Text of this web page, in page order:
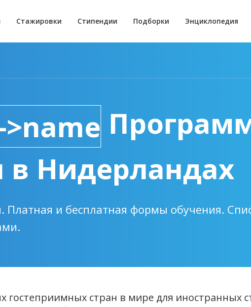
Стажировки Стипендии Подборки Энциклопедия
в Нидерландах
и бесплатная формы обучения.
гостеприимных стран в мире для иностранных